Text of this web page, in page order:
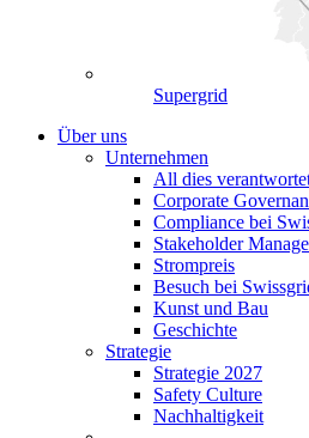
Supergrid
Über uns
Unternehmen
All dies
Corporate
Compliance bei
Stakeholder
Strompreis
Besuch bei
Kunst und Bau
Geschichte
Strategie
Strategie 2027
Safety Culture
Nachhaltigkeit